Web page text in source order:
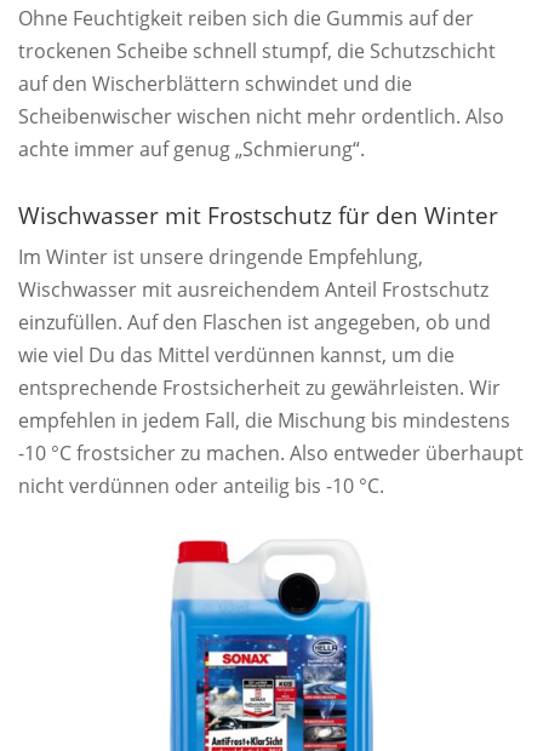
Ohne Feuchtigkeit reiben sich die Gummis auf der
trockenen Scheibe schnell stumpf, die Schutzschicht
auf den Wischerblättern schwindet und die
Scheibenwischer wischen nicht mehr ordentlich. Also
achte immer auf genug „Schmierung“.
Wischwasser mit Frostschutz für den Winter
Im Winter ist unsere dringende Empfehlung,
Wischwasser mit ausreichendem Anteil Frostschutz
einzufüllen. Auf den Flaschen ist angegeben, ob und
wie viel Du das Mittel verdünnen kannst, um die
entsprechende Frostsicherheit zu gewährleisten. Wir
empfehlen in jedem Fall, die Mischung bis mindestens
-10 °C frostsicher zu machen. Also entweder überhaupt
nicht verdünnen oder anteilig bis -10 °C.